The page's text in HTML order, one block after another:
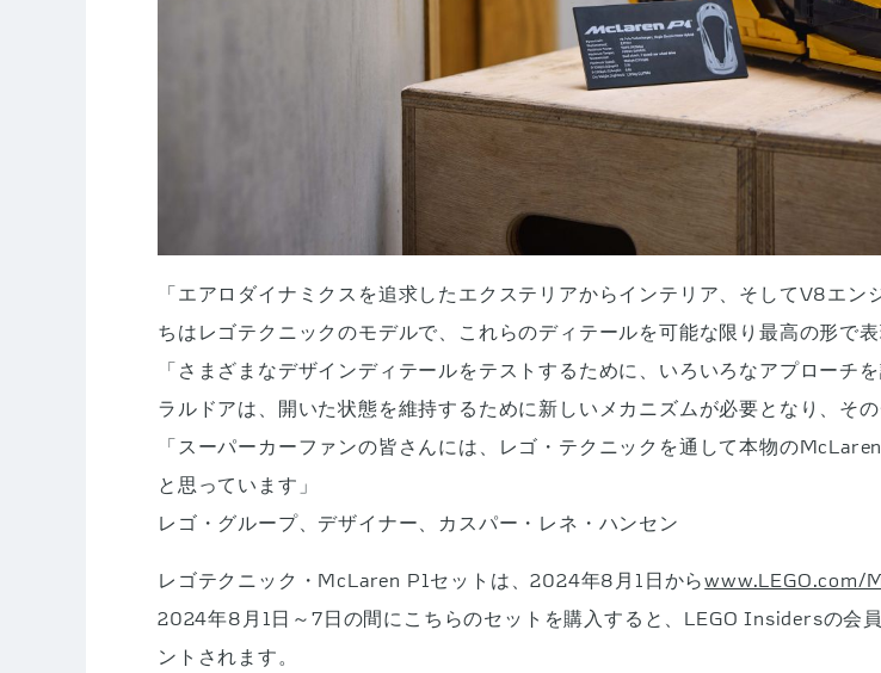
「エアロダイナミクスを追求したエクステリアからインテリア、そしてV8エ
ちはレゴテクニックのモデルで、これらのディテールを可能な限り最高の形で表
「さまざまなデザインディテールをテストするために、いろいろなアプロー
ラルドアは、開いた状態を維持するために新しいメカニズムが必要となり、そ
「スーパーカーファンの皆さんには、レゴ・テクニックを通して本物の
と思っています」
レゴ・グループ、デザイナー、カスパー・レネ・ハンセン
レゴテクニック・McLaren P1セットは、2024年8月1日からwww.LEGO.com/
2024年8月1日～7日の間にこちらのセットを購入すると、LEGO Insidersの会
ントされます。